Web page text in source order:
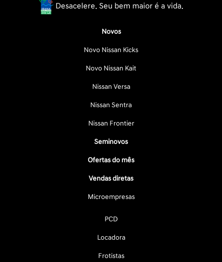
Desacelere. Seu bem maior é a vida.
Novos
Novo Nissan Kicks
Novo Nissan Kait
Nissan Versa
Nissan Sentra
Nissan Frontier
Seminovos
Ofertas do mês
Vendas diretas
Microempresas
PCD
Locadora
Frotistas